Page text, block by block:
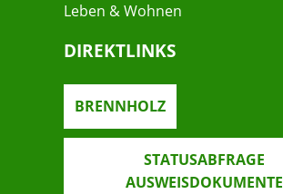
Leben & Wohnen
DIREKTLINKS
BRENNHOLZ
STATUSABFRAGE
AUSWEISDOKUMENTE